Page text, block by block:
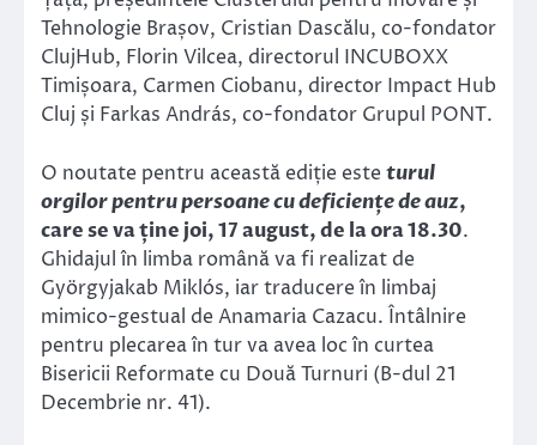
Tehnologie Brașov, Cristian Dascălu, co-fondator
ClujHub, Florin Vilcea, directorul INCUBOXX
Timișoara, Carmen Ciobanu, director Impact Hub
Cluj și Farkas András, co-fondator Grupul PONT.
O noutate pentru această ediție esteturul
orgilor pentru persoane cu deficiențe de auz,
care se va ține joi, 17 august, de la ora 18.30.
Ghidajul în limba română va fi realizat de
Györgyjakab Miklós, iar traducere în limbaj
mimico-gestual de Anamaria Cazacu. Întâlnire
pentru plecarea în tur va avea loc în curtea
Bisericii Reformate cu Două Turnuri (B-dul 21
Decembrie nr. 41).